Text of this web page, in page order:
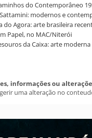
do Contemporâneo
Sattamini: modernos e
do Agora: arte brasileira
Papel, no MAC/Niterói
da Caixa: arte
informações ou
uma alteração no